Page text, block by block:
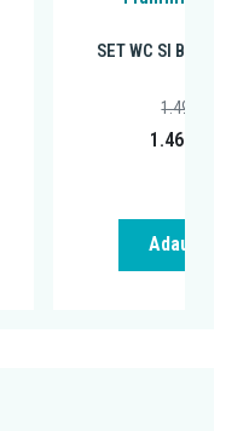
SET WC SI
1.464,12
1.494,00
Adauga